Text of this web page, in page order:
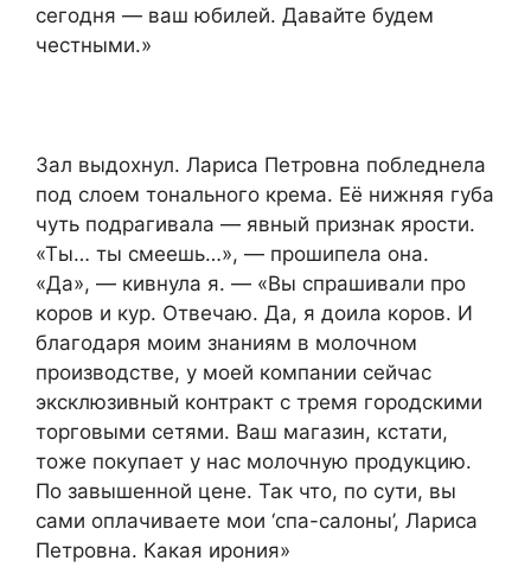
сегодня — ваш юбилей. Давайте будем
честными.»
Зал выдохнул. Лариса Петровна побледнела
под слоем тонального крема. Её нижняя губа
чуть подрагивала — явный признак ярости.
«Ты… ты смеешь…», — прошипела она.
«Да», — кивнула я. — «Вы спрашивали про
коров и кур. Отвечаю. Да, я доила коров. И
благодаря моим знаниям в молочном
производстве, у моей компании сейчас
эксклюзивный контракт с тремя городскими
торговыми сетями. Ваш магазин, кстати,
тоже покупает у нас молочную продукцию.
По завышенной цене. Так что, по сути, вы
сами оплачиваете мои ‘спа-салоны’, Лариса
Петровна. Какая ирония»